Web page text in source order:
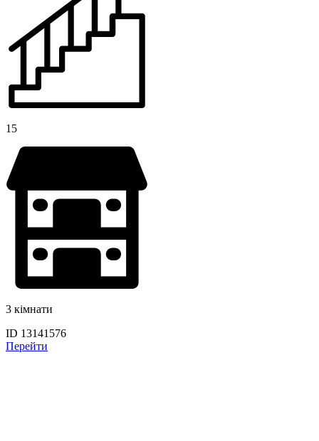
15
3 кімнати
ID 13141576
Перейти